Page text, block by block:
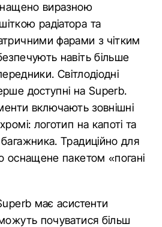
виразною
радіатора та
фарами з чітким
навіть більше
Світлодіодні
доступні на Superb.
включають зовнішні
логотип на капоті та
Традиційно для
оснащене пакетом «погані
має асистенти
почуватися більш